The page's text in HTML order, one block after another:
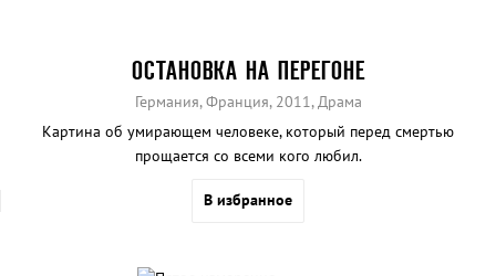
ОСТАНОВКА НА ПЕРЕГОНЕ
Германия, Франция, 2011, Драма
Картина об умирающем человеке, который перед смертью
прощается со всеми кого любил.
В избранное